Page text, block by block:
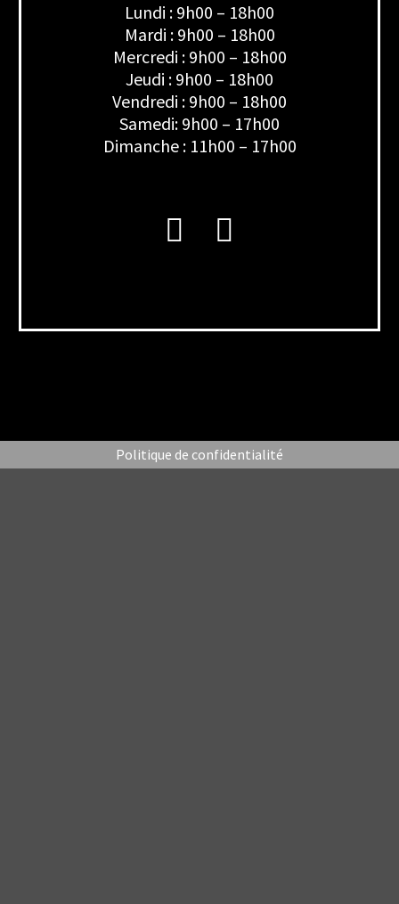
Lundi : 9h00 – 18h00
Mardi : 9h00 – 18h00
Mercredi : 9h00 – 18h00
Jeudi : 9h00 – 18h00
Vendredi : 9h00 – 18h00
Samedi: 9h00 – 17h00
Dimanche : 11h00 – 17h00
Politique de confidentialité